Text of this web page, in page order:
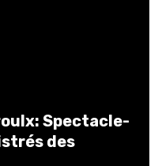
Spectacle-
des